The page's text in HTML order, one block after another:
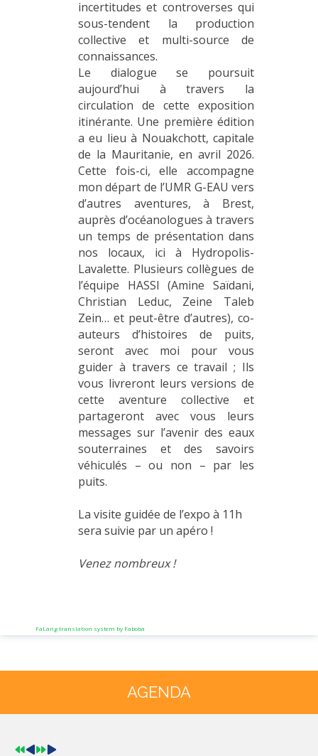
incertitudes et controverses qui
sous-tendent la production
collective et multi-source de
connaissances.
Le dialogue se poursuit
aujourd’hui à travers la
circulation de cette exposition
itinérante. Une première édition
a eu lieu à Nouakchott, capitale
de la Mauritanie, en avril 2026.
Cette fois-ci, elle accompagne
mon départ de l’UMR G-EAU vers
d’autres aventures, à Brest,
auprès d’océanologues à travers
un temps de présentation dans
nos locaux, ici à Hydropolis-
Lavalette. Plusieurs collègues de
l’équipe HASSI (Amine Saïdani,
Christian Leduc, Zeine Taleb
Zein… et peut-être d’autres), co-
auteurs d’histoires de puits,
seront avec moi pour vous
guider à travers ce travail ; Ils
vous livreront leurs versions de
cette aventure collective et
partageront avec vous leurs
messages sur l’avenir des eaux
souterraines et des savoirs
véhiculés – ou non – par les
puits.
La visite guidée de l’expo à 11h
sera suivie par un apéro !
Venez nombreux !
FaLang translation system by Faboba
AGENDA
Previous
Previous
NextNext